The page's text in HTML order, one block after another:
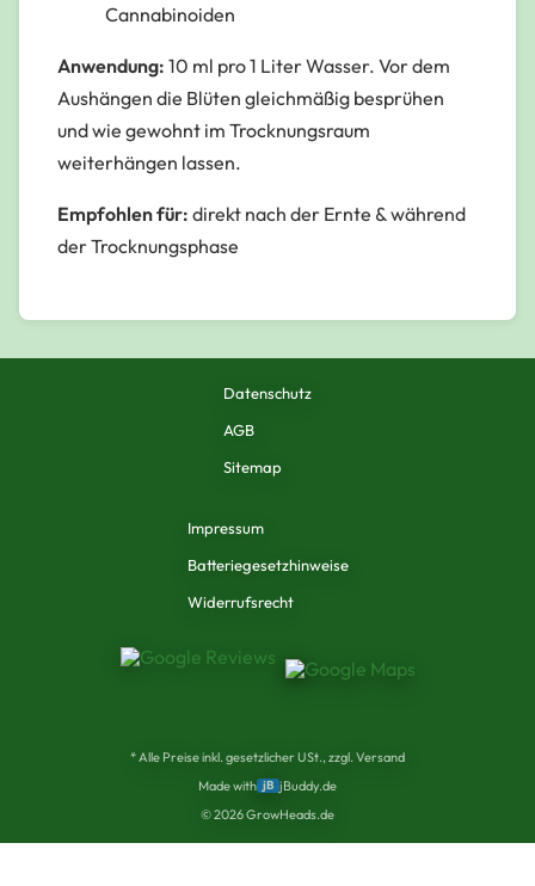
Cannabinoiden
Anwendung: 10 ml pro 1 Liter Wasser. Vor dem
Aushängen die Blüten gleichmäßig besprühen
und wie gewohnt im Trocknungsraum
weiterhängen lassen.
Empfohlen für: direkt nach der Ernte & während
der Trocknungsphase
Datenschutz
AGB
Sitemap
Impressum
Batteriegesetzhinweise
Widerrufsrecht
* Alle Preise inkl. gesetzlicher USt., zzgl. Versand
Made with jB jBuddy.de
©2026GrowHeads.de